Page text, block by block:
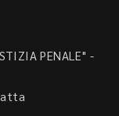
PENALE" -